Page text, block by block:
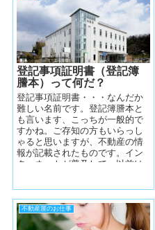
登記事項証明書（登記簿
謄本）って何だ？
登記事項証明書・・・なんだか
難しい名前です。登記簿謄本と
も言います、こっちが一般的で
すかね。ご存知の方もいらっし
ゃると思いますが、不動産の情
報が記載されたものです。イン
ターネットが普及して、以前は
不動産屋のお仕事